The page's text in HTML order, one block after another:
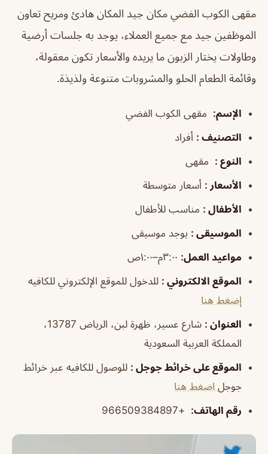
مقهى الكوب الفضي مكان جيد المكان هادئ ومريح تعاون
الموظفين جيد مع جميع العملاء، يوجد به جلسات أرضية
وطاولات يختار الزبون ما يريده والأسعار تكون معقولة،
وقائمة الطعام الحلو والمشروبات متنوعة ولذيذة.
الإسم: مقهى الكوب الفضي
التصنيف : أفراد
النوع : مقهى
الأسعار : أسعار متوسطة
الأطفال : مناسب للأطفال
الموسيقى : يوجد موسيقى
مواعيد العمل:
الموقع الالكتروني : للدخول للموقع الإلكتروني للكافيه
إضغط هنا
العنوان :
شارع عسير، ظهرة لبن، الرياض 13787،
المملكة العربية السعودية
الموقع على خرائط جوجل : للوصول للكافيه عبر خرائط
جوجل اضغط هنا
رقم الهاتف:
+966509384897